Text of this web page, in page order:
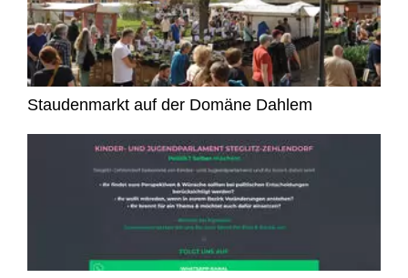
Staudenmarkt auf der Domäne Dahlem